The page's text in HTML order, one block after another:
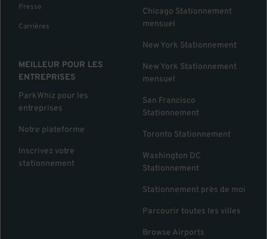
Presse
Carrières
MEILLEUR POUR LES
ENTREPRISES
ParkWhiz pour les
entreprises
Notre plateforme
Inscrivez votre
stationnement
Chicago Stationnement
mensuel
New York Stationnement
New York Stationnement
mensuel
San Francisco
Stationnement
Toronto Stationnement
Washington DC
Stationnement
Stationnement près de moi
Parcourir toutes les villes
Browse Airports